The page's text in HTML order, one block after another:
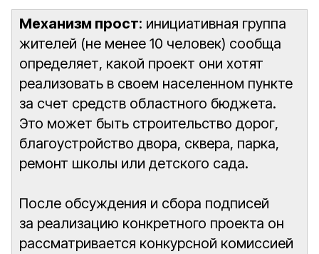
Механизм прост: инициативная группа
жителей (не менее 10 человек) сообща
определяет, какой проект они хотят
реализовать в своем населенном пункте
за счет средств областного бюджета.
Это может быть строительство дорог,
благоустройство двора, сквера, парка,
ремонт школы или детского сада.
После обсуждения и сбора подписей
за реализацию конкретного проекта он
рассматривается конкурсной комиссией